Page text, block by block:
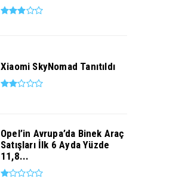
Xiaomi SkyNomad Tanıtıldı
Opel’in Avrupa’da Binek Araç
Satışları İlk 6 Ayda Yüzde
11,8...